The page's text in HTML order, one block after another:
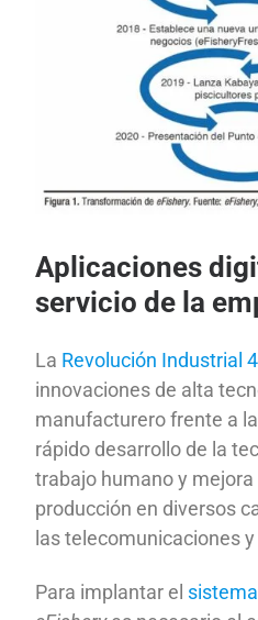
Aplicaciones
servicio de la
La Revolución Industrial
innovaciones de alta
manufacturero frente a
rápido desarrollo de la
trabajo humano y
producción en diversos
las telecomunicaciones
Para implantar el